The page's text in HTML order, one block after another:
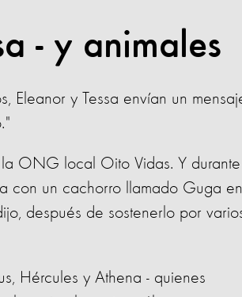
- y animales
Eleanor y Tessa envían un
ONG local Oito Vidas. Y
con un cachorro llamado Guga en
después de sostenerlo por
Hércules y Athena - quienes